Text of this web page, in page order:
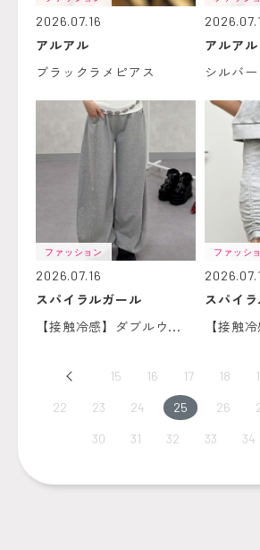
2026.07.16
アルアル
ブラックラメピアス
アルアル
シルバ
ファッション
2026.07.16
スパイラルガール
【接触冷感】ダブルウ...
ファッシ
スパイ
【接触
Prev 15 16 17 18
22 23 24 25 26
30 31 32 33 34